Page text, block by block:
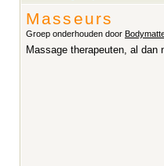
Masseurs
Groep onderhouden door
Massage therapeuten, al dan